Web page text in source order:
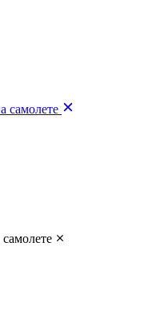
самолете
самолете